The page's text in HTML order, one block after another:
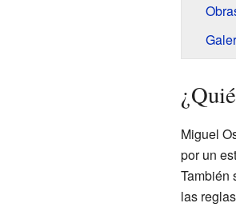
Miguel
por un
También
las